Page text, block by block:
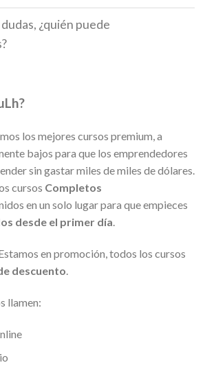
¿quién puede
los mejores cursos premium, a
bajos para que los emprendedores
sin gastar miles de miles de dólares.
cursos Completos
en un solo lugar para que empieces
desde el primer día.
en promoción, todos los cursos
descuento.
llamen: